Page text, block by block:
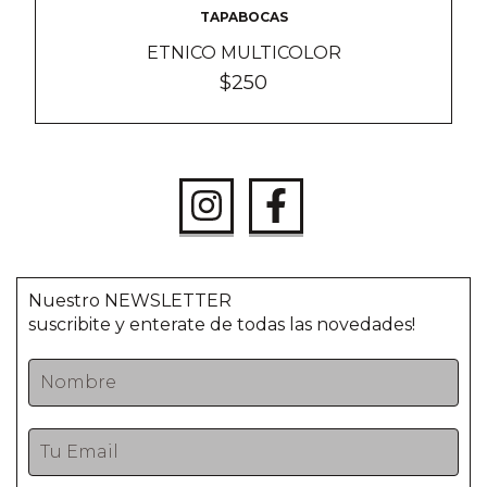
TAPABOCAS
ETNICO MULTICOLOR
$250
Nuestro NEWSLETTER
suscribite y enterate de todas las novedades!